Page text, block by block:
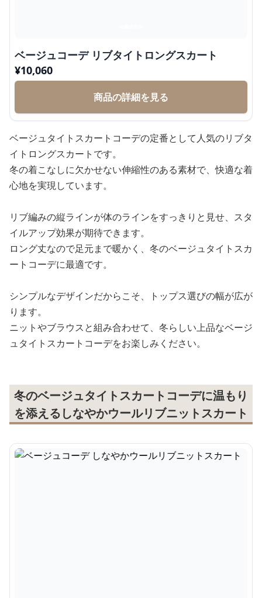
ベージュコーデ リブタイトロングスカート
¥10,060
商品の詳細を見る
ベージュタイトスカートコーデの定番として人気のリブタ
イトロングスカートです。
冬の着こなしに欠かせない伸縮性のある素材で、快適な着
心地を実現しています。
リブ編みの縦ラインが体のラインをすっきりと見せ、スタ
イルアップ効果が期待できます。
ロング丈なので足元まで暖かく、冬のベージュタイトスカ
ートコーデに最適です。
シンプルなデザインだからこそ、トップス選びの幅が広が
ります。
ニットやブラウスと組み合わせて、冬らしい上品なベージ
ュタイトスカートコーデをお楽しみください。
冬のベージュタイトスカートコーデに温もり
を添えるしなやかウールリブニットスカート